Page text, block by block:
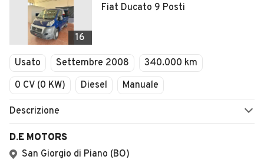
16
Fiat Ducato 9 Posti
Usato Settembre 2008
340.000 km
0 CV (0 KW)
Diesel Manuale
Descrizione
D.E MOTORS
San Giorgio di Piano (BO)